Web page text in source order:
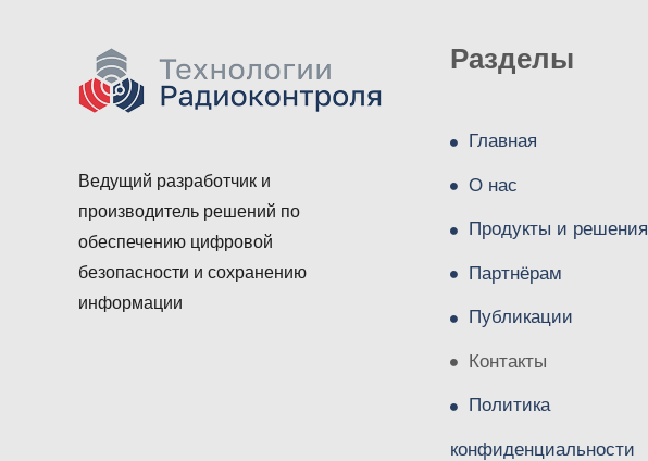
Ведущий разработчик и
производитель решений по
обеспечению цифровой
безопасности и сохранению
информации
Разделы
Главная
О нас
Продукты и решения
Партнёрам
Публикации
Контакты
Политика
конфиденциальности